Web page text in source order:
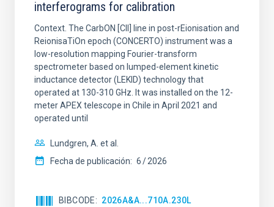
interferograms for calibration
Context. The CarbON [CII] line in post-rEionisation and
ReionisaTiOn epoch (CONCERTO) instrument was a
low-resolution mapping Fourier-transform
spectrometer based on lumped-element kinetic
inductance detector (LEKID) technology that
operated at 130-310 GHz. It was installed on the 12-
meter APEX telescope in Chile in April 2021 and
operated until
Lundgren, A. et al.
Fecha de publicación: 6 2026
BIBCODE 2026A&A...710A.230L